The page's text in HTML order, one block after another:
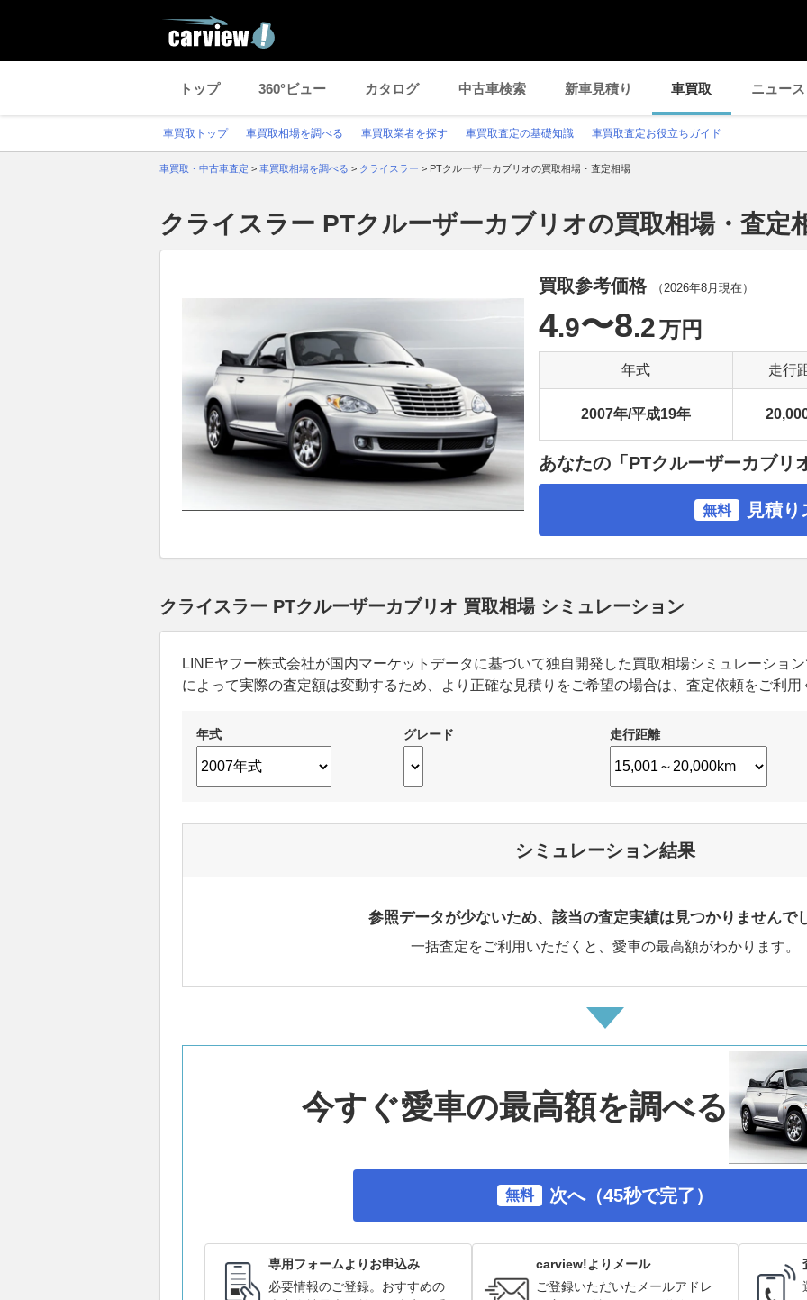
トップ 360°ビュー カタログ 中古車検索 新車見積り 車買取 ニュース
車買取トップ 車買取相場を調べる 車買取業者を探す 車買取査定の基礎知識 車買取査定お役立ちガイド
車買取・中古車査定 > 車買取相場を調べる > クライスラー > PTクルーザーカブリオの買取相場・査定相場
クライスラー PTクルーザーカブリオの買取相場・査定
買取参考価格 （2026年8月 現在）
4.9〜8.2万円
年式 走行
2007年/平成19年
あなたの「PTクルーザーカブリ
無料 見積
クライスラー PTクルーザーカブリオ 買取相場 シミュレーション
LINEヤフー株式会社が国内マーケットデータに基づいて独自開発した買取相場シミュレーショ
によって実際の査定額は変動するため、より正確な見積りをご希望の場合は、査定依頼をご利用
年式 グレード 走行距離
シミュレーション結果
参照データが少ないため、該当の査定実績は見つかりませんで
一括査定をご利用いただくと、愛車の最高額がわかります。
今すぐ愛車の最高額を調べる
無料 次へ（45秒で完了）
専用フォームよりお申込み
必要情報のご登録。おすすめの
carview!よりメール
ご登録いただいたメールアドレ